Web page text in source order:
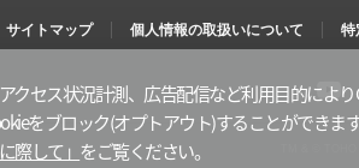
サイトマップ 個人情報の取扱いについて 特
y
o
クセス状況計測、広告配信など利用目的により
をブロック(オプトアウト)することができま
際して」 をご覧ください。